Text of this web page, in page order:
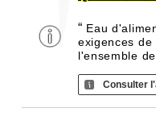
“ Eau
exigences
l'ensemble
Consulter